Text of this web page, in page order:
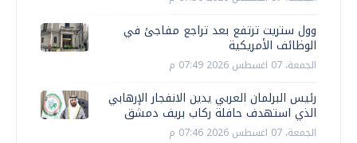
وول ستريت ترتفع بعد تراجع مفاجئ في
الوظائف الأمريكية
الجمعة، 07 اغسطس 2026 07:49 م
رئيس البرلمان العربي يدين الانفجار الإرهابي
الذي استهدف حافلة ركاب بريف دمشق
الجمعة، 07 اغسطس 2026 07:46 م